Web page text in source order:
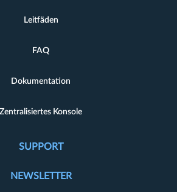
Leitfäden
FAQ
Dokumentation
Zentralisiertes Konsole
SUPPORT
NEWSLETTER